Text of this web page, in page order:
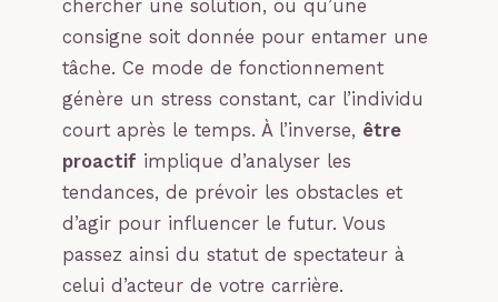
chercher une solution, ou qu’une
consigne soit donnée pour entamer une
tâche. Ce mode de fonctionnement
génère un stress constant, car l’individu
court après le temps. À l’inverse, être
proactif implique d’analyser les
tendances, de prévoir les obstacles et
d’agir pour influencer le futur. Vous
passez ainsi du statut de spectateur à
celui d’acteur de votre carrière.